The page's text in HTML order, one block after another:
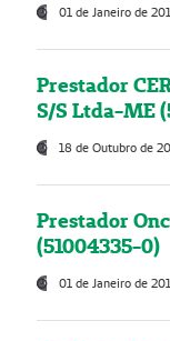
01 de Janeiro de
Prestador
S/S Ltda-ME
18 de Outubro de
Prestador
(51004335-0)
01 de Janeiro de